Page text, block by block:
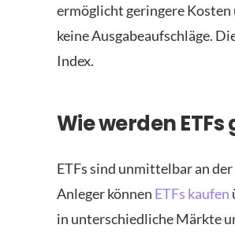
ermöglicht geringere Kosten
keine Ausgabeaufschläge.
Index.
Wie werden
ETFs sind unmittelbar an
Anleger können ETFs kaufen
in unterschiedliche Märkte